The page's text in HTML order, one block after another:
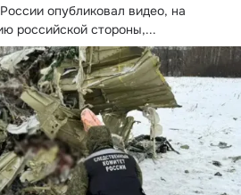
опубликовал видео, на
российской стороны,...